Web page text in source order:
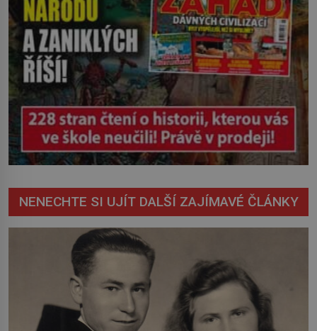
NENECHTE SI UJÍT DALŠÍ ZAJÍMAVÉ ČLÁNKY